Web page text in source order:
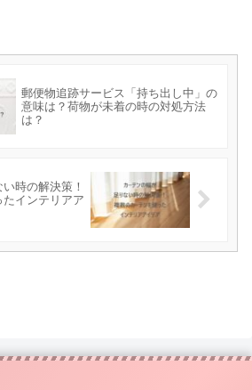
郵便物追跡サービス「持ち出し中」の
意味は？荷物が未着の時の対処方法
は？
時の解決策！
インテリアア